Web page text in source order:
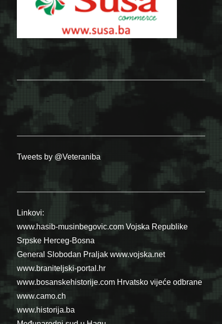
Tweets by @Veteraniba
Linkovi:
www.hasib-musinbegovic.com Vojska Republike
Srpske Herceg-Bosna
General Slobodan Praljak www.vojska.net
www.braniteljski-portal.hr
www.bosanskehistorije.com Hrvatsko vijeće odbrane
www.camo.ch
www.historija.ba